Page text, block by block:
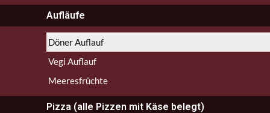
Aufläufe
Döner Auflauf
Vegi Auflauf
Meeresfrüchte
Pizza (alle Pizzen mit Käse belegt)